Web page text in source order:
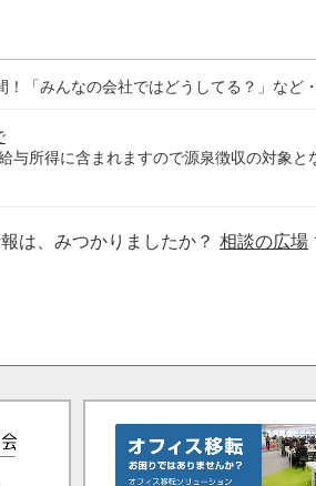
「みんなの会社ではどうしてる？」など
与所得に含まれますので源泉徴収の対象と
は、みつかりましたか？ 相談の広場